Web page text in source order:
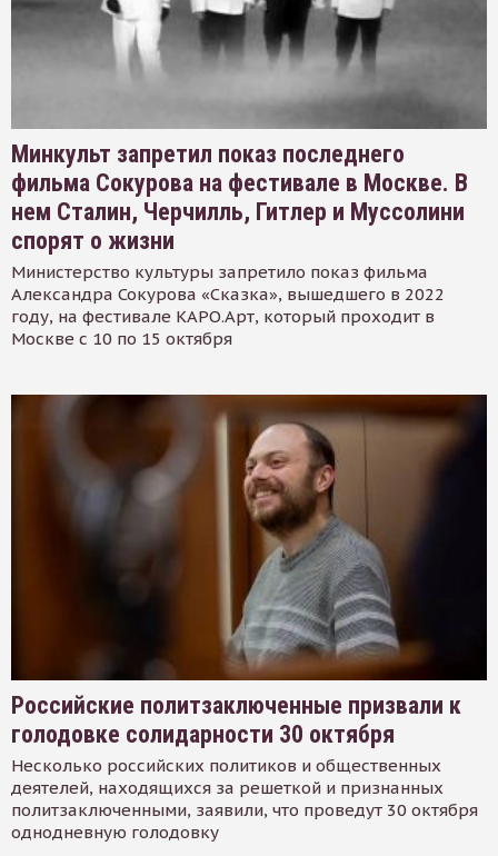
Минкульт запретил показ последнего
фильма Сокурова на фестивале в Москве. В
нем Сталин, Черчилль, Гитлер и Муссолини
спорят о жизни
Министерство культуры запретило показ фильма
Александра Сокурова «Сказка», вышедшего в 2022
году, на фестивале КАРО.Арт, который проходит в
Москве с 10 по 15 октября
Российские политзаключенные призвали к
голодовке солидарности 30 октября
Несколько российских политиков и общественных
деятелей, находящихся за решеткой и признанных
политзаключенными, заявили, что проведут 30 октября
однодневную голодовку